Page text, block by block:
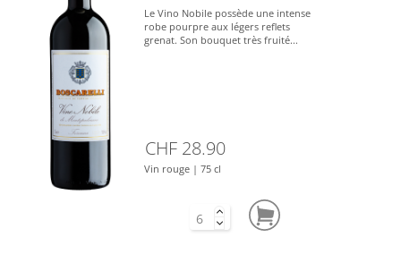
Le Vino Nobile possède une intense
robe pourpre aux légers reflets
grenat. Son bouquet très fruité...
CHF 28.90
Vin rouge | 75 cl